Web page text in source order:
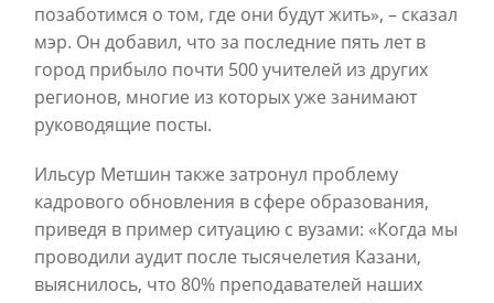
позаботимся о том, где они будут жить», – сказал
мэр. Он добавил, что за последние пять лет в
город прибыло почти 500 учителей из других
регионов, многие из которых уже занимают
руководящие посты.
Ильсур Метшин также затронул проблему
кадрового обновления в сфере образования,
приведя в пример ситуацию с вузами: «Когда мы
проводили аудит после тысячелетия Казани,
выяснилось, что 80% преподавателей наших